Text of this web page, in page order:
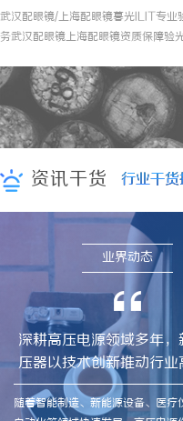
武汉配眼镜/上海配眼镜暮光ILIT专业
务武汉配眼镜上海配眼镜资质保障验
眼镜暮光ILIT眼镜是专业验光配镜的
营品牌，现于武汉与上海设有4家门店
光、正品镜片、透明价格和直营售后
资讯干货 行业干
行业干
业界动态
深耕高压电源领域多年，
压器以技术创新推动行业
展
随着智能制造、新能源设备、医疗